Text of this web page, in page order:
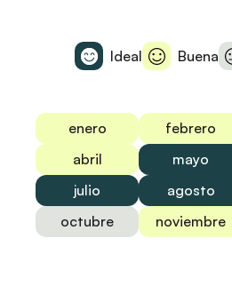
Ideal Buena
enero febrero
abril
mayo
julio
agosto
octubre
noviembre